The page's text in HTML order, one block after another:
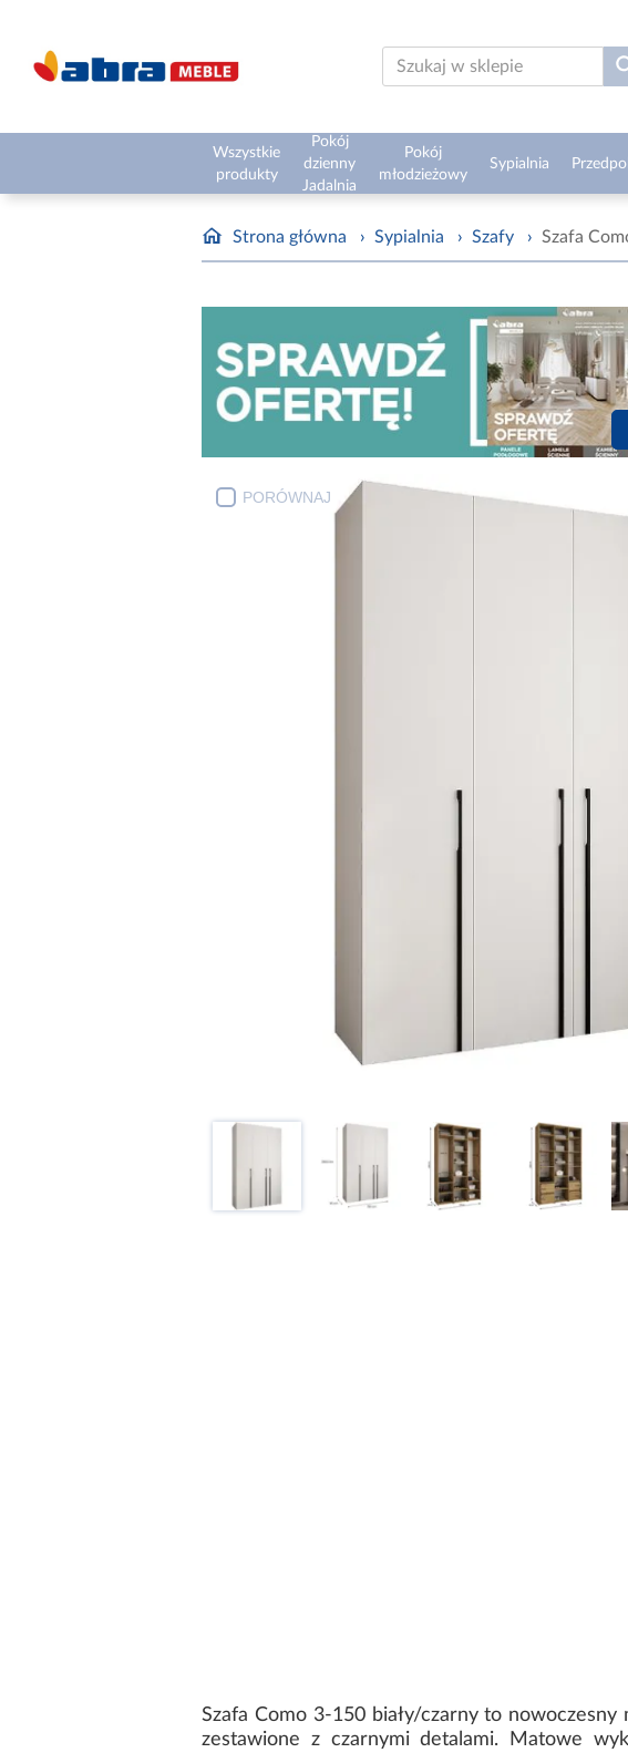
Wszystkie
produkty
Pokój
dzienny
Jadalnia
Pokój
młodzieżowy
Sypialnia
Strona główna › Sypialnia › Szafy › Szafa
PORÓWNAJ
Szafa Como 3-150 biały/czarny to
zestawione z czarnymi detalami. Matowe